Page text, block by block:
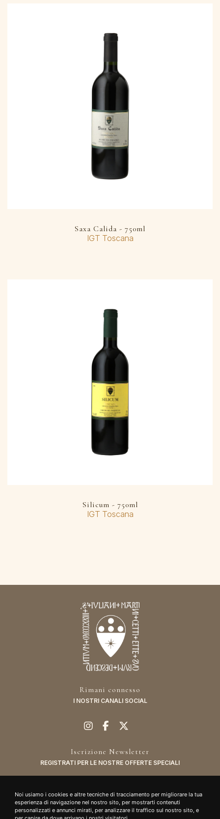
Noi usiamo i cookies e altre tecniche di tracciamento per migliorare la tua
esperienza di navigazione nel nostro sito, per mostrarti contenuti
personalizzati e annunci mirati, per analizzare il traffico sul nostro sito, e
Saxa Calida - 750ml
IGT Toscana
Silicum - 750ml
IGT Toscana
Rimani connesso
I NOSTRI CANALI SOCIAL
Iscrizione Newsletter
REGISTRATI PER LE NOSTRE OFFERTE SPECIALI